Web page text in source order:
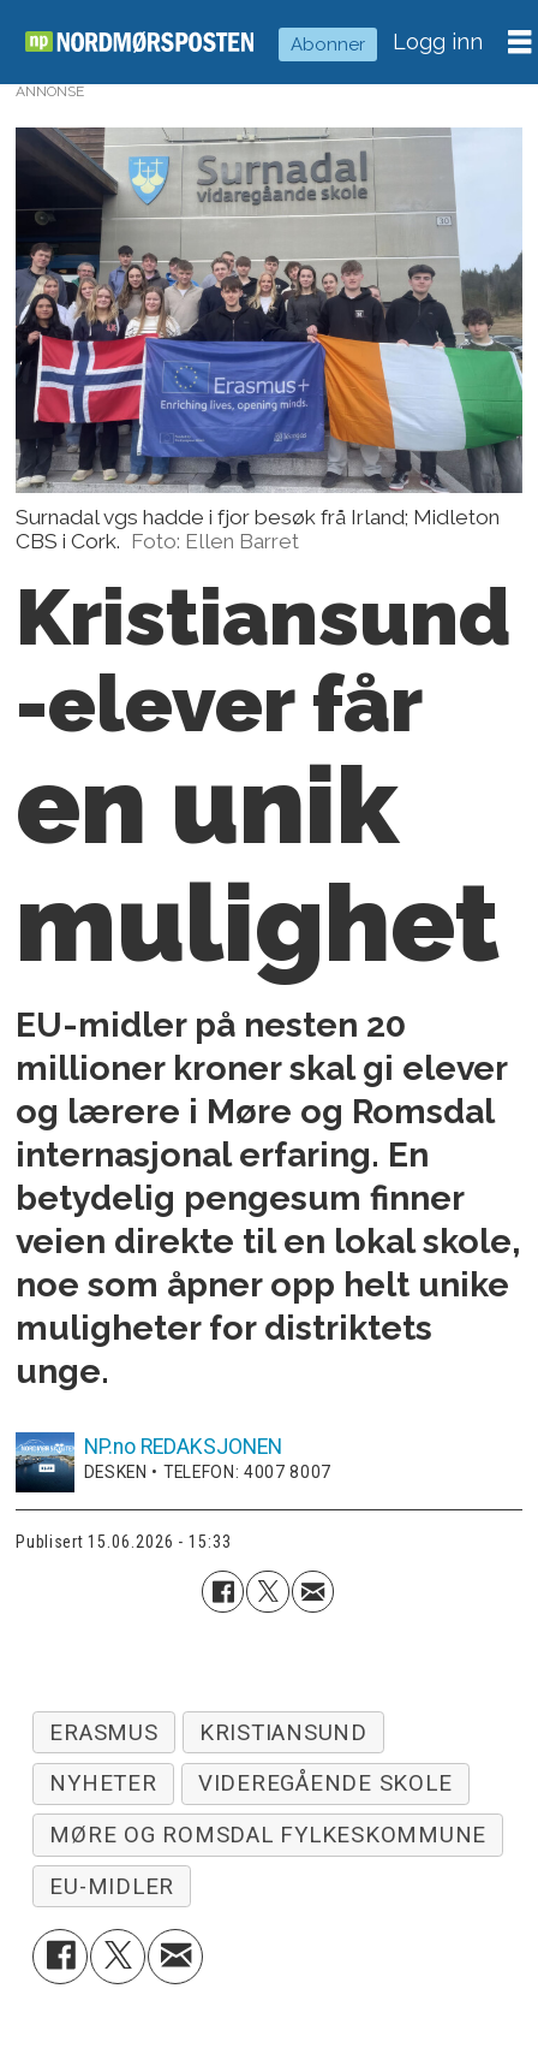
Abonner Logg inn
ANNONSE
Surnadal vgs hadde i fjor besøk frå Irland; Midleton
CBS i Cork. Foto: Ellen Barret
Kristiansund
-elever får
en unik
mulighet
EU-midler på nesten 20
millioner kroner skal gi elever
og lærere i Møre og Romsdal
internasjonal erfaring. En
betydelig pengesum finner
veien direkte til en lokal skole,
noe som åpner opp helt unike
muligheter for distriktets
unge.
NP.no REDAKSJONEN
DESKEN • TELEFON: 4007 8007
Publisert 15.06.2026 - 15:33
ERASMUS
KRISTIANSUND
NYHETER
VIDEREGÅENDE SKOLE
MØRE OG ROMSDAL FYLKESKOMMUNE
EU-MIDLER